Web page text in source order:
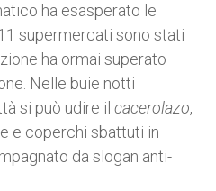
ha esasperato le
supermercati sono stati
ha ormai superato
Nelle buie notti
si può udire il cacerolazo,
e coperchi sbattuti in
da slogan anti-